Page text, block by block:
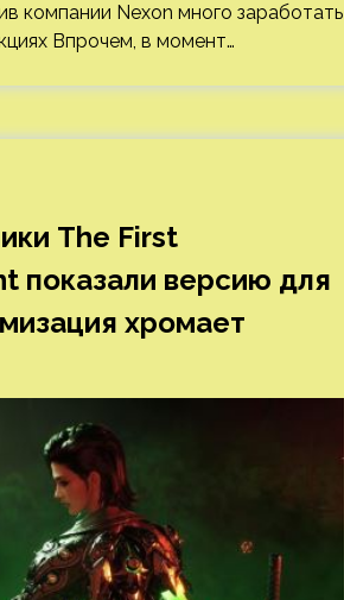
компании Nexon много заработать
Впрочем, в момент…
The First
показали версию для
хромает